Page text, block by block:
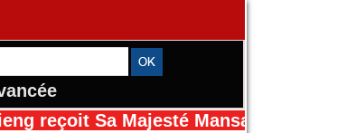
Sa Majesté Mansah Cissé au Sénégal